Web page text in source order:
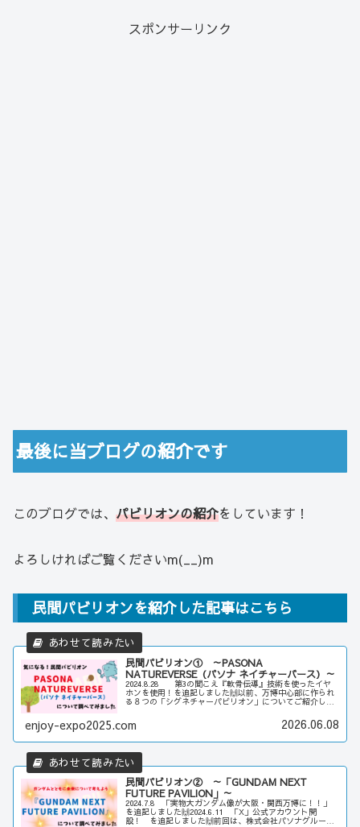
スポンサーリンク
最後に当ブログの紹介です
このブログでは、 パビリオンの紹介をしています！
よろしければご覧くださいm(__)m
民間パビリオンを紹介した記事はこちら
民間パビリオン① ～PASONA
NATUREVERSE（パソナ ネイチャーバース）～
2024.8.28 第3の聞こえ『軟骨伝導』技術を使ったイヤ
ホンを使用！を追記しました🙌以前、万博中心部に作られ
る８つの「シグネチャーパビリオン」についてご紹介しま
enjoy-expo2025.com 2026.06.08
民間パビリオン② ～「GUNDAM NEXT
FUTURE PAVILION」～
2024.7.8 「実物大ガンダム像が大阪・関西万博に！！」
を追記しました🙌2024.6.11 「X」公式アカウント開
設！ を追記しました🙌前回は、株式会社パソナグループ